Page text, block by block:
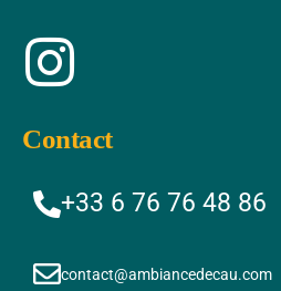
Contact
+33 6 76 76 48 86
contact@ambiancedecau.com